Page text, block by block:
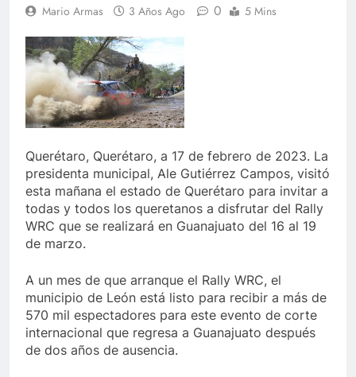
Mario Armas 3 Años Ago 0 5 Mins
Querétaro, Querétaro, a 17 de febrero de 2023. La
presidenta municipal, Ale Gutiérrez Campos, visitó
esta mañana el estado de Querétaro para invitar a
todas y todos los queretanos a disfrutar del Rally
WRC que se realizará en Guanajuato del 16 al 19
de marzo.
A un mes de que arranque el Rally WRC, el
municipio de León está listo para recibir a más de
570 mil espectadores para este evento de corte
internacional que regresa a Guanajuato después
de dos años de ausencia.